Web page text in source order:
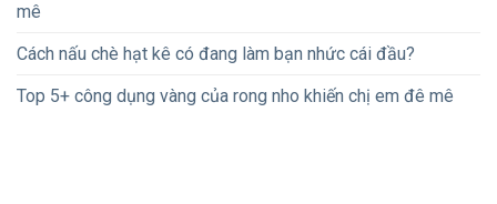
mê
Cách nấu chè hạt kê có đang làm bạn nhức cái đầu?
Top 5+ công dụng vàng của rong nho khiến chị em đê mê